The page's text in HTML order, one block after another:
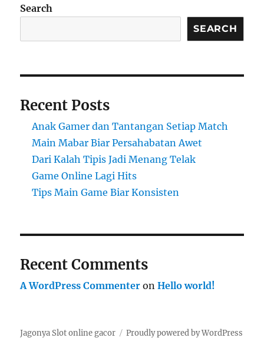
Search
SEARCH
Recent Posts
Anak Gamer dan Tantangan Setiap Match
Main Mabar Biar Persahabatan Awet
Dari Kalah Tipis Jadi Menang Telak
Game Online Lagi Hits
Tips Main Game Biar Konsisten
Recent Comments
A WordPress Commenter onHello world!
Jagonya Slot online gacor Proudly powered by WordPress